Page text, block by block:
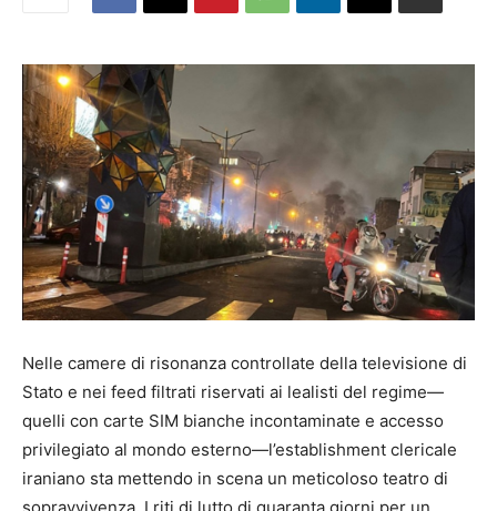
Nelle camere di risonanza controllate della televisione di
Stato e nei feed filtrati riservati ai lealisti del regime—
quelli con carte SIM bianche incontaminate e accesso
privilegiato al mondo esterno—l’establishment clericale
iraniano sta mettendo in scena un meticoloso teatro di